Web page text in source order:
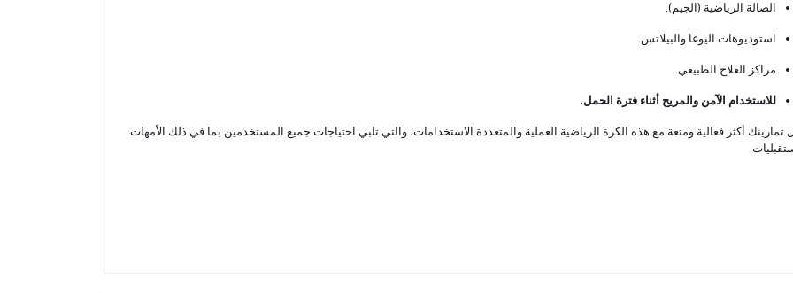
الصالة الرياضية (الجيم).
استوديوهات اليوغا والبيلاتس.
مراكز العلاج الطبيعي.
للاستخدام الآمن والمريح أثناء فترة الحمل.
تمارينك أكثر فعالية ومتعة مع هذه الكرة الرياضية العملية والمتعددة الاستخدامات، والتي تلبي احتياجات جميع المستخدمين بما في ذلك الأمهات